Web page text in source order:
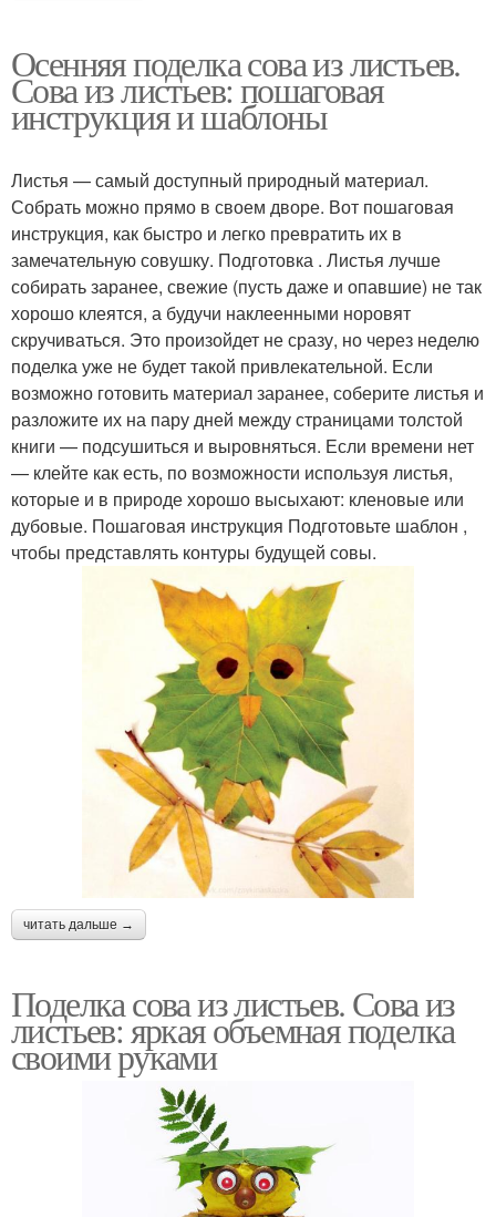
Осенняя поделка сова из листьев.
Сова из листьев: пошаговая
инструкция и шаблоны
Листья — самый доступный природный материал.
Собрать можно прямо в своем дворе. Вот пошаговая
инструкция, как быстро и легко превратить их в
замечательную совушку. Подготовка . Листья лучше
собирать заранее, свежие (пусть даже и опавшие) не так
хорошо клеятся, а будучи наклеенными норовят
скручиваться. Это произойдет не сразу, но через неделю
поделка уже не будет такой привлекательной. Если
возможно готовить материал заранее, соберите листья и
разложите их на пару дней между страницами толстой
книги — подсушиться и выровняться. Если времени нет
— клейте как есть, по возможности используя листья,
которые и в природе хорошо высыхают: кленовые или
дубовые. Пошаговая инструкция Подготовьте шаблон ,
чтобы представлять контуры будущей совы.
читать дальше →
Поделка сова из листьев. Сова из
листьев: яркая объемная поделка
своими руками